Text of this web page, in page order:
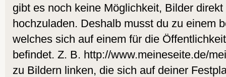
gibt es noch keine Möglichkeit, Bilder
hochzuladen. Deshalb musst du zu einem
welches sich auf einem für die
befindet. Z. B. http://www.meineseite.de/
zu Bildern linken, die sich auf deiner